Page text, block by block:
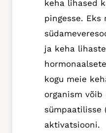
keha lihased
pingesse. Eks
ja keha
kogu meie
organism võib
sümpaatilisse
aktivatsiooni.